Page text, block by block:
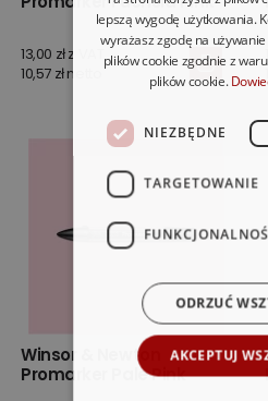
13,00 zł z VAT
10,57 zł netto
Winsor & Newton
Promarker Pale Pink
lepszą wygodę użytkowania.
wyrażasz zgodę na
plików cookie zgodnie z
plików cookie.
NIEZBĘDNE
TARGETOWANIE
AKCEPTUJ
ODRZUĆ